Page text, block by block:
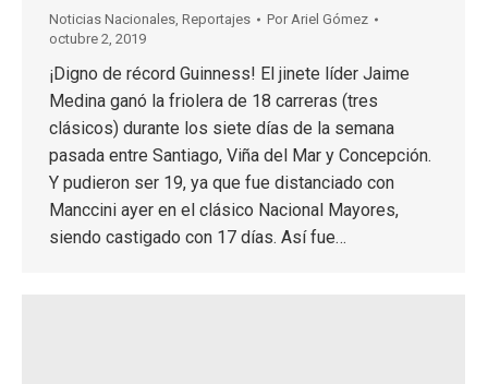
Noticias Nacionales, Reportajes Por Ariel Gómez
octubre 2, 2019
¡Digno de récord Guinness! El jinete líder Jaime
Medina ganó la friolera de 18 carreras (tres
clásicos) durante los siete días de la semana
pasada entre Santiago, Viña del Mar y Concepción.
Y pudieron ser 19, ya que fue distanciado con
Manccini ayer en el clásico Nacional Mayores,
siendo castigado con 17 días. Así fue…